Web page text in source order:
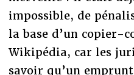
impossible, de
la base d’un copier-
Wikipédia, car les
savoir qu’un